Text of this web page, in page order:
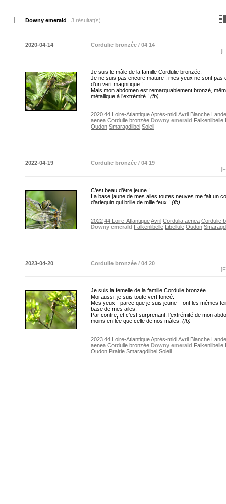
Downy emerald | 3 résultat(s)
2020-04-14
Cordulie bronzée / 04 14
Je suis le mâle de la famille Cordulie bronzée.
Je ne suis pas encore mature : mes yeux ne sont pas
d’un vert magnifique !
Mais mon abdomen est remarquablement bronzé,
métallique à l’extrémité ! (fb)
2020 44 Loire-AtlantiqueAprès-midiAvril Blanche Lande
aenea Cordulie bronzée Downy emerald Falkenlibelle
Oudon Smaragdlibel Soleil
2022-04-19
Cordulie bronzée / 04 19
C’est beau d’être jeune !
La base jaune de mes ailes toutes neuves me fait un
d’arlequin qui brille de mille feux ! (fb)
2022 44 Loire-AtlantiqueAvril Cordulia aenea Cordulie
Downy emerald Falkenlibelle Libellule Oudon
2023-04-20
Cordulie bronzée / 04 20
Je suis la femelle de la famille Cordulie bronzée.
Moi aussi, je suis toute vert foncé.
Mes yeux - parce que je suis jeune – ont les mêmes
base de mes ailes.
Par contre, et c’est surprenant, l’extrémité de mon
moins enflée que celle de nos mâles. (fb)
2023 44 Loire-AtlantiqueAprès-midiAvril Blanche Lande
aenea Cordulie bronzée Downy emerald Falkenlibelle
Oudon Prairie Smaragdlibel Soleil